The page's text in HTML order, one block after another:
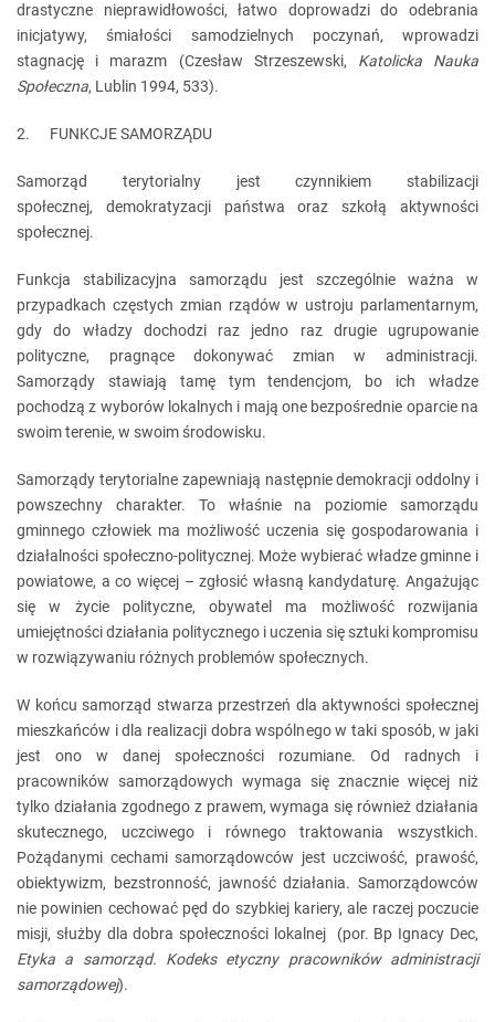
drastyczne nieprawidłowości, łatwo doprowadzi do odebrania
inicjatywy, śmiałości samodzielnych poczynań, wprowadzi
stagnację i marazm (Czesław Strzeszewski, Katolicka Nauka
Społeczna, Lublin 1994, 533).
2. FUNKCJE SAMORZĄDU
Samorząd terytorialny jest czynnikiem stabilizacji
społecznej, demokratyzacji państwa oraz szkołą aktywności
społecznej.
Funkcja stabilizacyjna samorządu jest szczególnie ważna w
przypadkach częstych zmian rządów w ustroju parlamentarnym,
gdy do władzy dochodzi raz jedno raz drugie ugrupowanie
polityczne, pragnące dokonywać zmian w administracji.
Samorządy stawiają tamę tym tendencjom, bo ich władze
pochodzą z wyborów lokalnych i mają one bezpośrednie oparcie na
swoim terenie, w swoim środowisku.
Samorządy terytorialne zapewniają następnie demokracji oddolny i
powszechny charakter. To właśnie na poziomie samorządu
gminnego człowiek ma możliwość uczenia się gospodarowania i
działalności społeczno-politycznej. Może wybierać władze gminne i
powiatowe, a co więcej – zgłosić własną kandydaturę. Angażując
się w życie polityczne, obywatel ma możliwość rozwijania
umiejętności działania politycznego i uczenia się sztuki kompromisu
w rozwiązywaniu różnych problemów społecznych.
W końcu samorząd stwarza przestrzeń dla aktywności społecznej
mieszkańców i dla realizacji dobra wspólnego w taki sposób, w jaki
jest ono w danej społeczności rozumiane. Od radnych i
pracowników samorządowych wymaga się znacznie więcej niż
tylko działania zgodnego z prawem, wymaga się również działania
skutecznego, uczciwego i równego traktowania wszystkich.
Pożądanymi cechami samorządowców jest uczciwość, prawość,
obiektywizm, bezstronność, jawność działania. Samorządowców
nie powinien cechować pęd do szybkiej kariery, ale raczej poczucie
misji, służby dla dobra społeczności lokalnej (por. Bp Ignacy Dec,
Etyka a samorząd. Kodeks etyczny pracowników administracji
samorządowej).